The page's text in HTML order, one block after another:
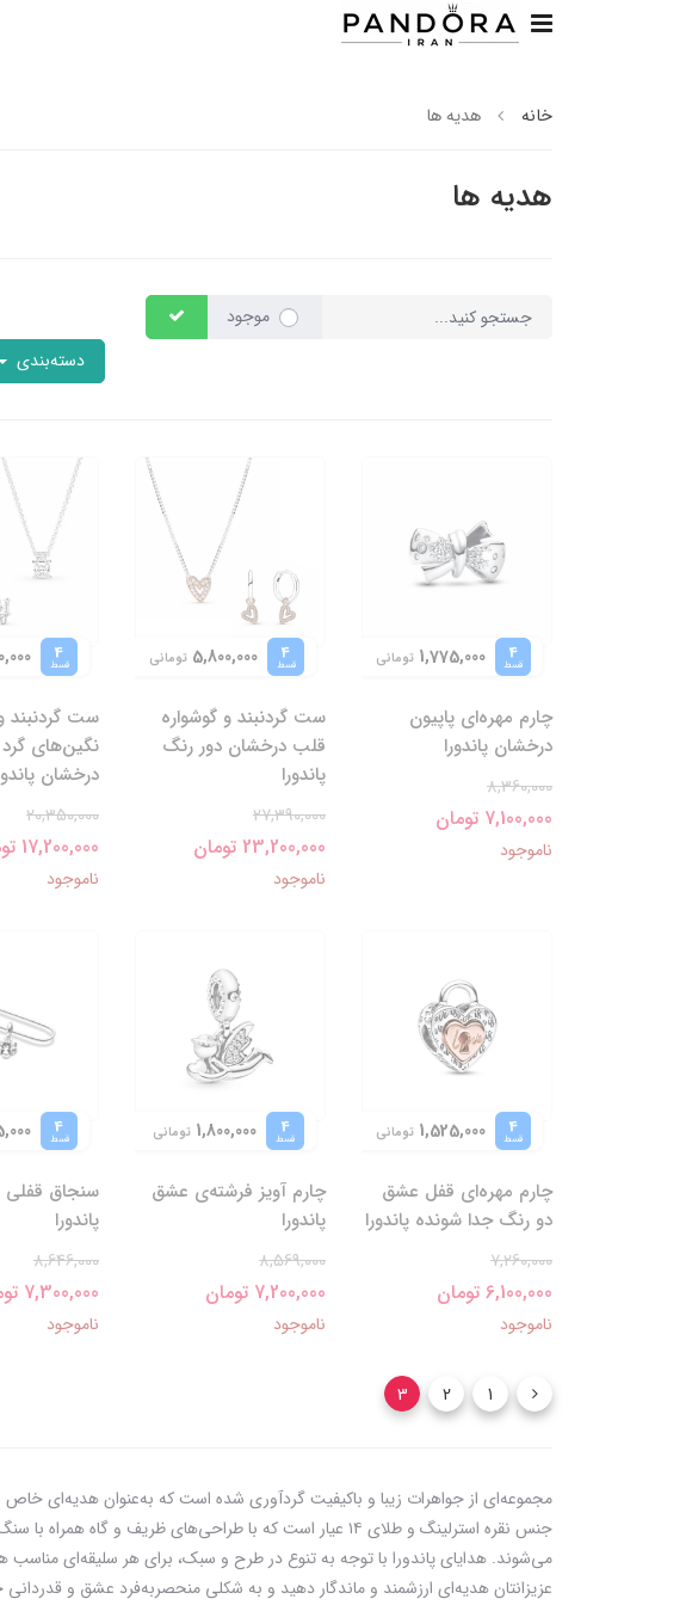
خانه هدیه ها
هدیه ها
موجود
دسته‌بندی
4
قسط 1,775,000 تومانی
چارم مهره‌ای پاپیون
درخشان پاندورا
8,360,000
7,100,000 تومان
ناموجود
4
قسط 5,800,000 تومانی
ست گردنبند و گوشواره
قلب درخشان دور رنگ
پاندورا
27,390,000
23,200,000 تومان
ناموجود
4
قسط
ست گردنبند
نگین‌های
درخشان
20,350,000
17,200,000 تومان
ناموجود
4
قسط 1,525,000 تومانی
چارم مهره‌ای قفل عشق
دو رنگ جدا شونده پاندورا
7,260,000
6,100,000 تومان
ناموجود
4
قسط 1,800,000 تومانی
چارم آویز فرشته‌ی عشق
پاندورا
8,569,000
7,200,000 تومان
ناموجود
4
قسط
سنجاق قفلی
پاندورا
8,646,000
7,300,000 تومان
ناموجود
1
2
3
مجموعه‌ای از جواهرات زیبا و باکیفیت گردآوری شده است که به‌عنوان هدیه‌ای خاص و
جنس نقره استرلینگ و طلای ۱۴ عیار است که با طراحی‌های
می‌شوند. هدایای پاندورا با توجه به تنوع در طرح و سبک، برای هر سلیقه‌ای
عزیزانتان هدیه‌ای ارزشمند و ماندگار دهید و به شکلی منحصربه‌فرد عشق و قدردانی